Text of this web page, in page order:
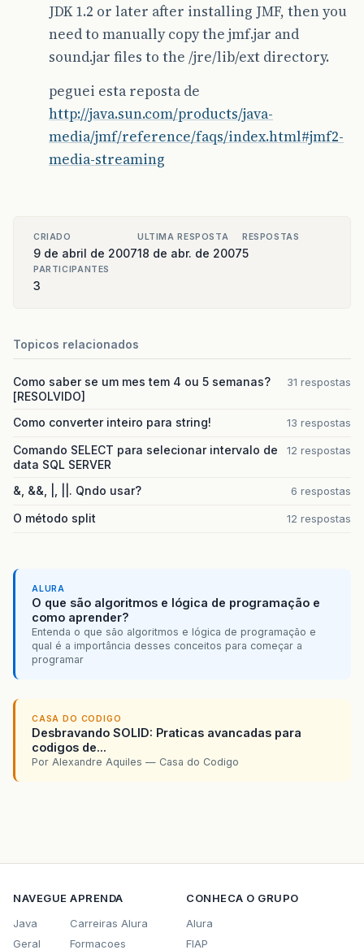
JDK 1.2 or later after installing JMF, then you
need to manually copy the jmf.jar and
sound.jar files to the /jre/lib/ext directory.
peguei esta reposta de
http://java.sun.com/products/java-
media/jmf/reference/faqs/index.html#jmf2-
media-streaming
CRIADO
9 de abril de 2007
ULTIMA RESPOSTA
18 de abr. de 2007
RESPOSTAS
5
PARTICIPANTES
3
Topicos relacionados
Como saber se um mes tem 4 ou 5 semanas?
[RESOLVIDO]
31 respostas
Como converter inteiro para string! 13 respostas
Comando SELECT para selecionar intervalo de
data SQL SERVER
12 respostas
&, &&, |, ||. Qndo usar? 6 respostas
O método split 12 respostas
ALURA
O que são algoritmos e lógica de programação e
como aprender?
Entenda o que são algoritmos e lógica de programação e
qual é a importância desses conceitos para começar a
programar
CASA DO CODIGO
Desbravando SOLID: Praticas avancadas para
codigos de...
Por Alexandre Aquiles — Casa do Codigo
NAVEGUE
Java
Geral
APRENDA
Carreiras Alura
Formacoes
CONHECA O GRUPO
Alura
FIAP